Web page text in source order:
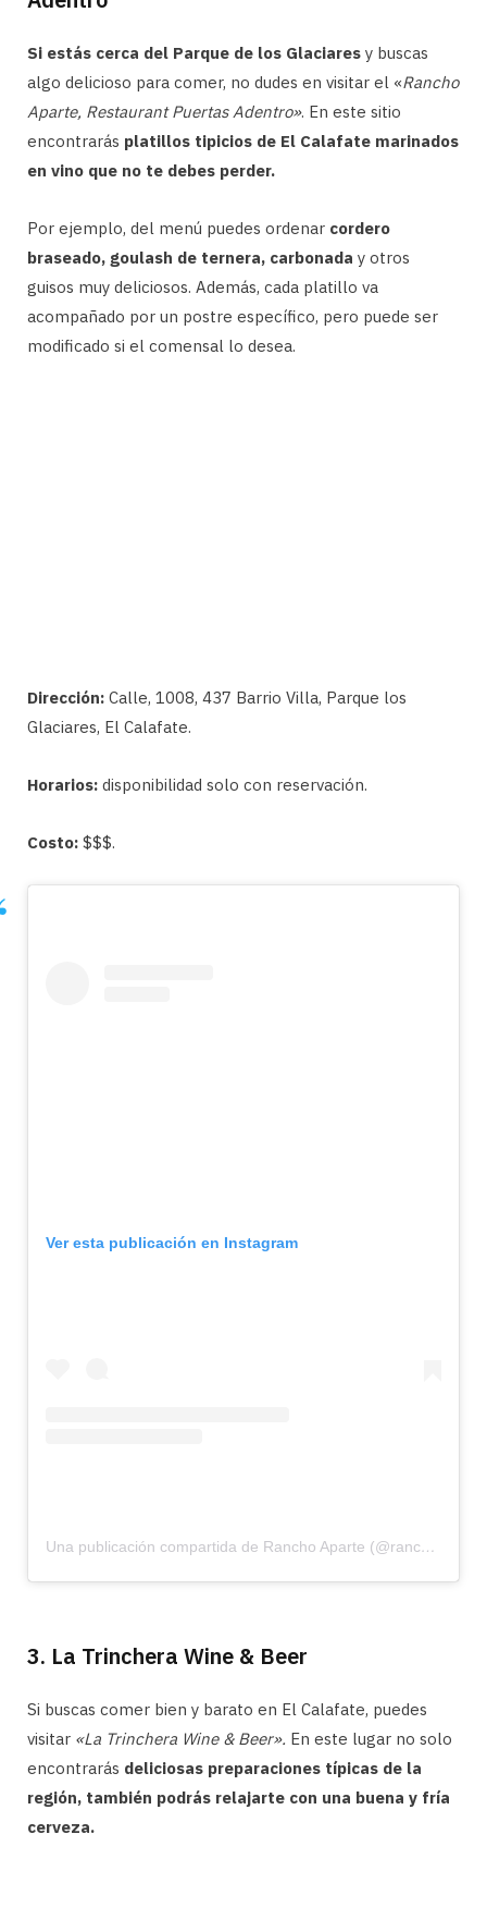
Si estás cerca del Parque de los Glaciares y buscas
algo delicioso para comer, no dudes en visitar el «Rancho
Aparte, Restaurant Puertas Adentro». En este sitio
encontrarás platillos tipicios de El Calafate marinados
en vino que no te debes perder.
Por ejemplo, del menú puedes ordenar cordero
braseado, goulash de ternera, carbonada y otros
guisos muy deliciosos. Además, cada platillo va
acompañado por un postre específico, pero puede ser
modificado si el comensal lo desea.
Dirección: Calle, 1008, 437 Barrio Villa, Parque los
Glaciares, El Calafate.
Horarios: disponibilidad solo con reservación.
Costo: $$$.
Ver esta publicación en Instagram
Una publicación compartida de Rancho Aparte (@ranchoapartecalafate)
3. La Trinchera Wine & Beer
Si buscas comer bien y barato en El Calafate, puedes
visitar «La Trinchera Wine & Beer». En este lugar no solo
encontrarás deliciosas preparaciones típicas de la
región, también podrás relajarte con una buena y fría
cerveza.